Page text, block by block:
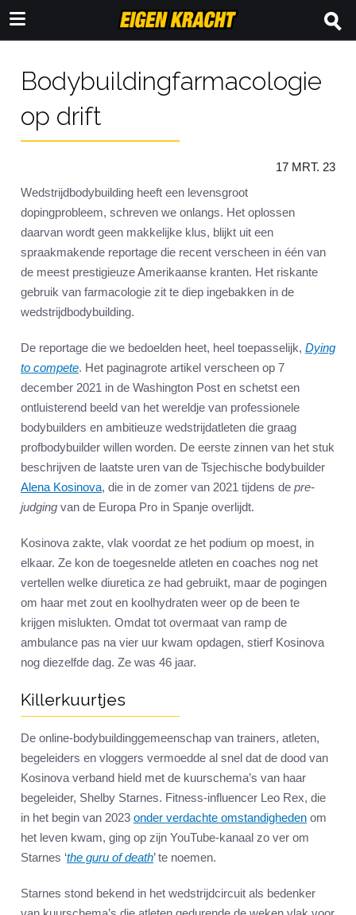
Bodybuildingfarmacologie
op drift
17 MRT. 23
Wedstrijdbodybuilding heeft een levensgroot
dopingprobleem, schreven we onlangs. Het oplossen
daarvan wordt geen makkelijke klus, blijkt uit een
spraakmakende reportage die recent verscheen in één van
de meest prestigieuze Amerikaanse kranten. Het riskante
gebruik van farmacologie zit te diep ingebakken in de
wedstrijdbodybuilding.
De reportage die we bedoelden heet, heel toepasselijk, Dying
to compete. Het paginagrote artikel verscheen op 7
december 2021 in de Washington Post en schetst een
ontluisterend beeld van het wereldje van professionele
bodybuilders en ambitieuze wedstrijdatleten die graag
profbodybuilder willen worden. De eerste zinnen van het stuk
beschrijven de laatste uren van de Tsjechische bodybuilder
Alena Kosinova, die in de zomer van 2021 tijdens de pre-
judging van de Europa Pro in Spanje overlijdt.
Kosinova zakte, vlak voordat ze het podium op moest, in
elkaar. Ze kon de toegesnelde atleten en coaches nog net
vertellen welke diuretica ze had gebruikt, maar de pogingen
om haar met zout en koolhydraten weer op de been te
krijgen mislukten. Omdat tot overmaat van ramp de
ambulance pas na vier uur kwam opdagen, stierf Kosinova
nog diezelfde dag. Ze was 46 jaar.
Killerkuurtjes
De online-bodybuildinggemeenschap van trainers, atleten,
begeleiders en vloggers vermoedde al snel dat de dood van
Kosinova verband hield met de kuurschema’s van haar
begeleider, Shelby Starnes. Fitness-influencer Leo Rex, die
in het begin van 2023 onder verdachte omstandigheden om
het leven kwam, ging op zijn YouTube-kanaal zo ver om
Starnes ‘the guru of death’ te noemen.
Starnes stond bekend in het wedstrijdcircuit als bedenker